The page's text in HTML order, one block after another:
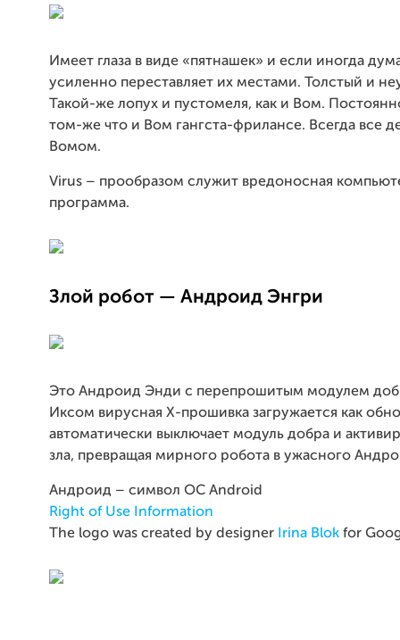
Имеет глаза в виде «пятнашек» и если иногда
усиленно переставляет их местами. Толстый и
Такой-же лопух и пустомеля, как и Вом.
том-же что и Вом гангста-фрилансе. Всегда все
Вомом.
Virus – прообразом служит вредоносная
программа.
Злой робот — Андроид Энгри
Это Андроид Энди с перепрошитым модулем
Иксом вирусная Х-прошивка загружается как
автоматически выключает модуль добра и
зла, превращая мирного робота в ужасного
Андроид – символ ОС Android
Right of Use Information
The logo was created by designer
Irina Blok for